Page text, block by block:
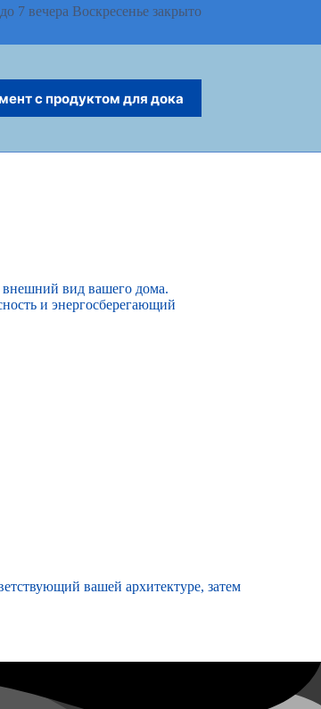
7 вечера Воскресенье закрыто
с продуктом для дока
внешний вид вашего дома.
и энергосберегающий
вашей архитектуре, затем